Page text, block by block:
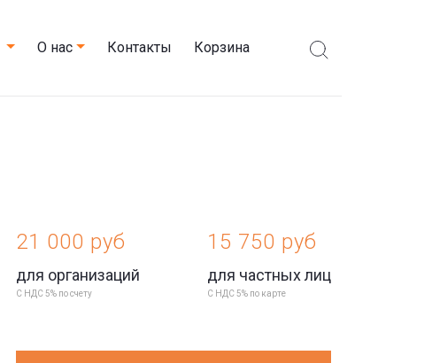
О нас Контакты Корзина
21 000 руб
для организаций
С НДС 5% по счету
15 750 руб
для частных лиц
С НДС 5% по карте